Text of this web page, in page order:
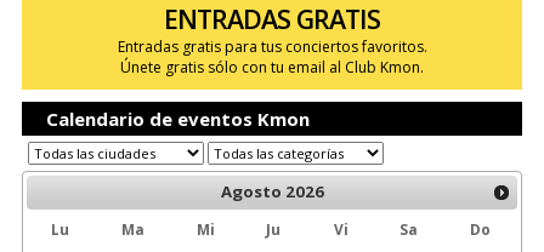
ENTRADAS GRATIS
Entradas gratis para tus conciertos favoritos.
Únete gratis sólo con tu email al Club Kmon.
Calendario de eventos Kmon
Agosto 2026
Lu Ma Mi Ju Vi Sa
Do